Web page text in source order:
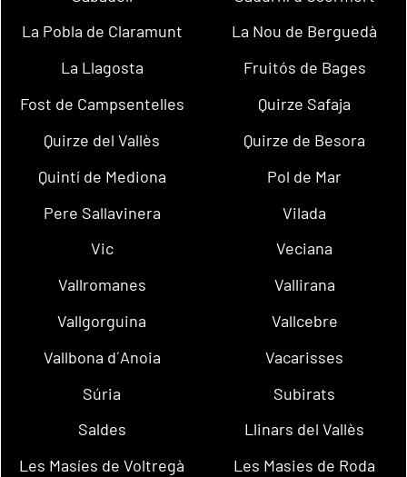
La Pobla de Claramunt
La Nou de Berguedà
La Llagosta
Fruitós de Bages
Fost de Campsentelles
Quirze Safaja
Quirze del Vallès
Quirze de Besora
Quintí de Mediona
Pol de Mar
Pere Sallavinera
Vilada
Vic
Veciana
Vallromanes
Vallirana
Vallgorguina
Vallcebre
Vallbona d´Anoia
Vacarisses
Súria
Subirats
Saldes
Llinars del Vallès
Les Masíes de Voltregà
Les Masies de Roda